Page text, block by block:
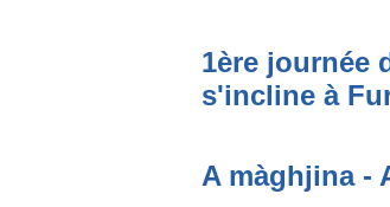
1ère journée
s'incline à
A màghjina -